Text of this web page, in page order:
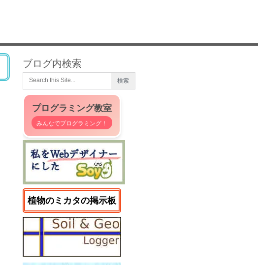
ブログ内検索
プログラミング教室
みんなでプログラミング！
植物のミカタの掲示板